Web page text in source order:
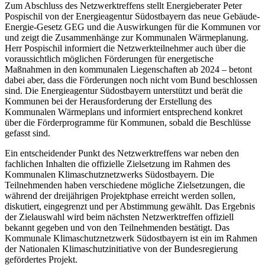
Zum Abschluss des Netzwerktreffens stellt Energieberater Peter
Pospischil von der Energieagentur Südostbayern das neue Gebäude-
Energie-Gesetz GEG und die Auswirkungen für die Kommunen vor
und zeigt die Zusammenhänge zur Kommunalen Wärmeplanung.
Herr Pospischil informiert die Netzwerkteilnehmer auch über die
voraussichtlich möglichen Förderungen für energetische
Maßnahmen in den kommunalen Liegenschaften ab 2024 – betont
dabei aber, dass die Förderungen noch nicht vom Bund beschlossen
sind. Die Energieagentur Südostbayern unterstützt und berät die
Kommunen bei der Herausforderung der Erstellung des
Kommunalen Wärmeplans und informiert entsprechend konkret
über die Förderprogramme für Kommunen, sobald die Beschlüsse
gefasst sind.
Ein entscheidender Punkt des Netzwerktreffens war neben den
fachlichen Inhalten die offizielle Zielsetzung im Rahmen des
Kommunalen Klimaschutznetzwerks Südostbayern. Die
Teilnehmenden haben verschiedene mögliche Zielsetzungen, die
während der dreijährigen Projektphase erreicht werden sollen,
diskutiert, eingegrenzt und per Abstimmung gewählt. Das Ergebnis
der Zielauswahl wird beim nächsten Netzwerktreffen offiziell
bekannt gegeben und von den Teilnehmenden bestätigt. Das
Kommunale Klimaschutznetzwerk Südostbayern ist ein im Rahmen
der Nationalen Klimaschutzinitiative von der Bundesregierung
gefördertes Projekt.